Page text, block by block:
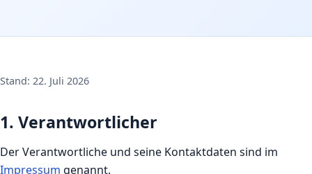
Stand: 22. Juli 2026
1. Verantwortlicher
Der Verantwortliche und seine Kontaktdaten sind im
Impressum genannt.